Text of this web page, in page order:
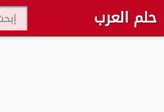
حلم العرب